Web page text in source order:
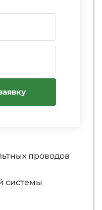
проводов
системы